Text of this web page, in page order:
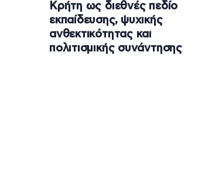
Κρήτη ως διεθνές πεδίο
εκπαίδευσης, ψυχικής
ανθεκτικότητας και
πολιτισμικής συνάντησης